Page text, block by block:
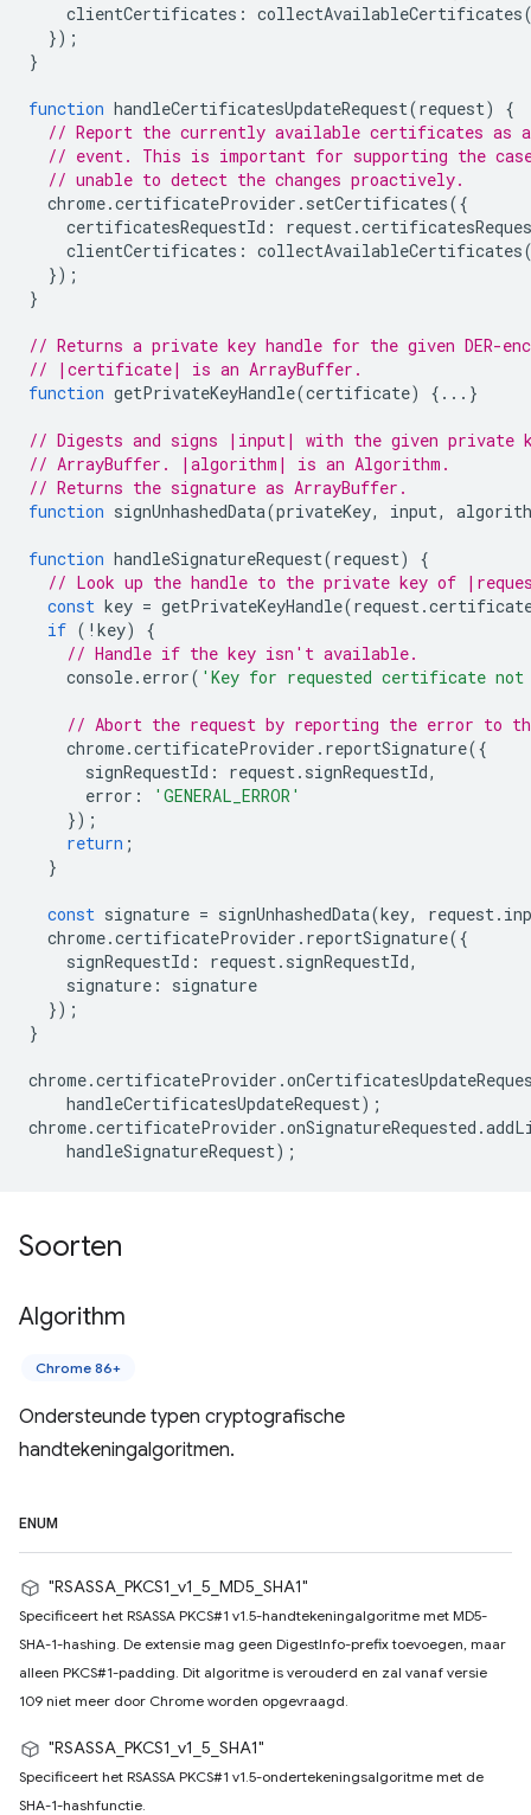
clientCertificates : collectAvailableCertificates
});
}
function handleCertificatesUpdateRequest(request)
{
// Report the currently available certificates as a
// event. This is important for supporting the
// unable to detect the changes proactively.
chrome.certificateProvider . setCertificates({
certificatesRequestId : request.
clientCertificates : collectAvailableCertificates
});
}
// Returns a private key handle for the given DER-
// |certificate| is an ArrayBuffer.
function getPrivateKeyHandle(certificate) {...}
// Digests and signs |input| with the given
// ArrayBuffer. |algorithm| is an Algorithm.
// Returns the signature as ArrayBuffer.
function signUnhashedData(privateKey, input,
function handleSignatureRequest(request)
{
// Look up the handle to the private key of
const key = getPrivateKeyHandle(request.
if ( ! key)
{
// Handle if the key isn't available.
console. error( 'Key for requested certificate
// Abort the request by reporting the error to
chrome.certificateProvider . reportSignature({
signRequestId : request. signRequestId,
error :
'GENERAL_ERROR'
});
return ;
}
const signature = signUnhashedData(key, request.
chrome.certificateProvider . reportSignature({
signRequestId : request. signRequestId,
signature :
signature
});
}
chrome.certificateProvider .
handleCertificatesUpdateRequest);
chrome.certificateProvider .onSignatureRequested .
handleSignatureRequest);
Soorten
Algorithm
Chrome 86+
Ondersteunde typen cryptografische
handtekeningalgoritmen.
ENUM
"RSASSA_PKCS1_v1_5_MD5_SHA1"
Specificeert het RSASSA PKCS#1 v1.5-handtekeningalgoritme met MD5-
SHA-1-hashing. De extensie mag geen DigestInfo-prefix toevoegen, maar
alleen PKCS#1-padding. Dit algoritme is verouderd en zal vanaf versie
109 niet meer door Chrome worden opgevraagd.
"RSASSA_PKCS1_v1_5_SHA1"
Specificeert het RSASSA PKCS#1 v1.5-ondertekeningsalgoritme met de
SHA-1-hashfunctie.